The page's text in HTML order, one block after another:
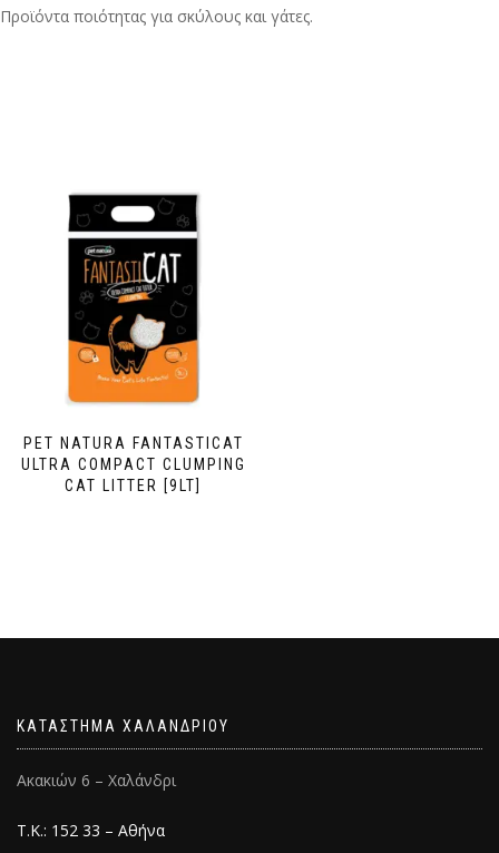
Προϊόντα ποιότητας για σκύλους και γάτες.
PET NATURA FANTASTICAT
ULTRA COMPACT CLUMPING
CAT LITTER [9LT]
ΚΑΤΑΣΤΗΜΑ ΧΑΛΑΝΔΡΙΟΥ
Ακακιών 6 – Χαλάνδρι
Τ.Κ.: 152 33 – Αθήνα